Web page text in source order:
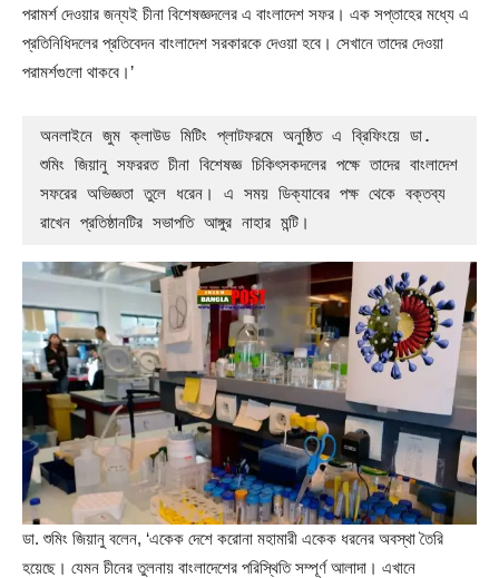
পরামর্শ দেওয়ার জন্যই চীনা বিশেষজ্ঞদলের এ বাংলাদেশ সফর। এক সপ্তাহের মধ্যে এ
প্রতিনিধিদলের প্রতিবেদন বাংলাদেশ সরকারকে দেওয়া হবে। সেখানে তাদের দেওয়া
পরামর্শগুলো থাকবে।’
অনলাইনে জুম ক্লাউড মিটিং প্লাটফরমে অনুষ্ঠিত এ ব্রিফিংয়ে ডা.
শুমিং জিয়ানু সফররত চীনা বিশেষজ্ঞ চিকিৎসকদলের পক্ষে তাদের বাংলাদেশ
সফরের অভিজ্ঞতা তুলে ধরেন। এ সময় ডিক্যাবের পক্ষ থেকে বক্তব্য
রাখেন প্রতিষ্ঠানটির সভাপতি আঙ্গুর নাহার মন্টি।
ডা. শুমিং জিয়ানু বলেন, ‘একেক দেশে করোনা মহামারী একেক ধরনের অবস্থা তৈরি
হয়েছে। যেমন চীনের তুলনায় বাংলাদেশের পরিস্থিতি সম্পূর্ণ আলাদা। এখানে